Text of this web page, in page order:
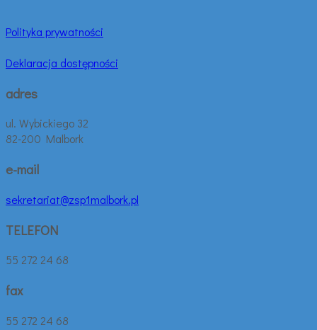
Polityka prywatności
Deklaracja dostępności
adres
ul. Wybickiego 32
82-200 Malbork
e-mail
sekretariat@zsp1malbork.pl
TELEFON
55 272 24 68
fax
55 272 24 68